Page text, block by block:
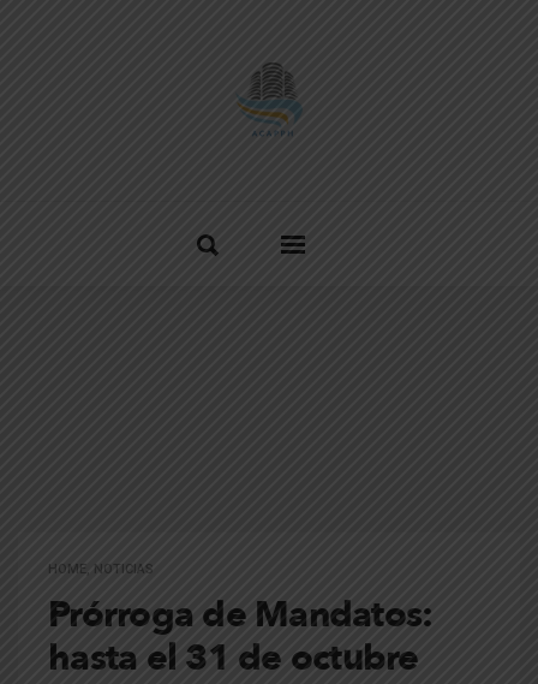
HOME NOTICIAS
Prórroga de Mandatos:
hasta el 31 de octubre